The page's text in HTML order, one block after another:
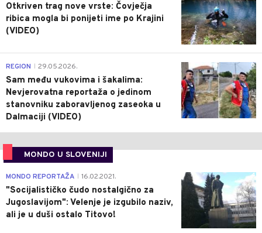
Otkriven trag nove vrste: Čovječja
ribica mogla bi ponijeti ime po Krajini
(VIDEO)
0
REGION 29.05.2026.
Sam među vukovima i šakalima:
Nevjerovatna reportaža o jedinom
stanovniku zaboravljenog zaseoka u
Dalmaciji (VIDEO)
MONDO U SLOVENIJI
4
MONDO REPORTAŽA 16.02.2021.
"Socijalističko čudo nostalgično za
Jugoslavijom": Velenje je izgubilo naziv,
ali je u duši ostalo Titovo!